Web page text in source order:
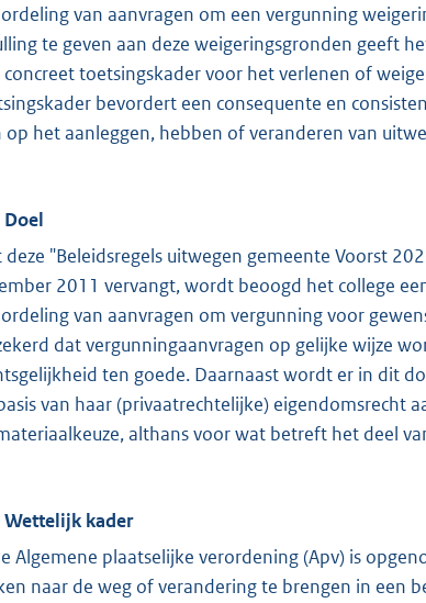
van aanvragen om een vergunning
te geven aan deze weigeringsgronden geeft
concreet toetsingskader voor het verlenen of
bevordert een consequente en
op het aanleggen, hebben of veranderen van
Doel
deze "Beleidsregels uitwegen gemeente Voorst
2011 vervangt, wordt beoogd het college
van aanvragen om vergunning voor
dat vergunningaanvragen op gelijke wijze
ten goede. Daarnaast wordt er in dit
van haar (privaatrechtelijke) eigendomsrecht
althans voor wat betreft het deel
Wettelijk kader
Algemene plaatselijke verordening (Apv) is
naar de weg of verandering te brengen in een